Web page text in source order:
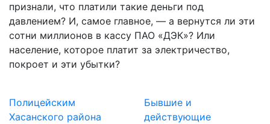
признали, что платили такие деньги под
давлением? И, самое главное, — а вернутся ли эти
сотни миллионов в кассу ПАО «ДЭК»? Или
население, которое платит за электричество,
покроет и эти убытки?
Полицейским
Хасанского района
Бывшие и
действующие